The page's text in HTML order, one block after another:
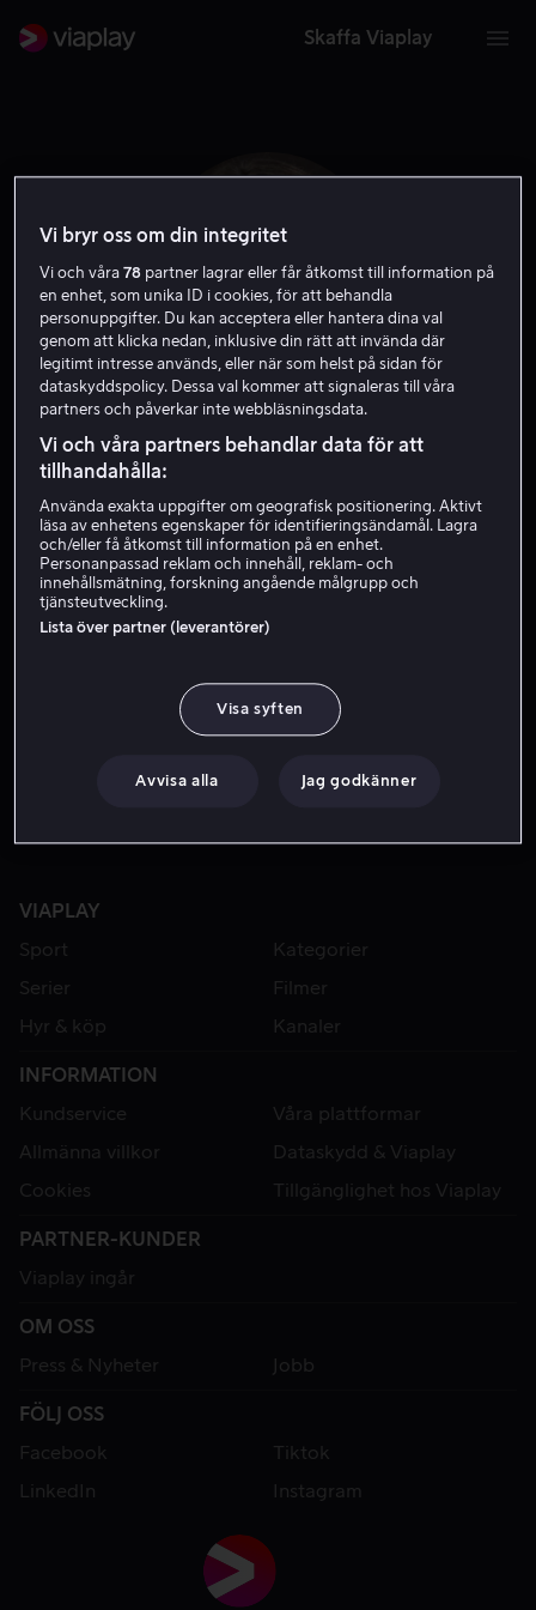
Skaffa Viaplay
Nicole Andrews
VIAPLAY
Sport
Kategorier
Serier
Filmer
Hyr & köp
Kanaler
INFORMATION
Kundservice
Våra plattformar
Allmänna villkor
Dataskydd & Viaplay
Cookies
Tillgänglighet hos Viaplay
PARTNER-KUNDER
Viaplay ingår
OM OSS
Press & Nyheter
Jobb
FÖLJ OSS
Facebook
Tiktok
LinkedIn
Instagram
Vi bryr oss om din integritet
Vi och våra78 partner lagrar eller får åtkomst till information på
en enhet, som unika ID i cookies, för att behandla
personuppgifter. Du kan acceptera eller hantera dina val
genom att klicka nedan, inklusive din rätt att invända där
legitimt intresse används, eller när som helst på sidan för
dataskyddspolicy. Dessa val kommer att signaleras till våra
partners och påverkar inte webbläsningsdata.
Vi och våra partners behandlar data för att
tillhandahålla:
Använda exakta uppgifter om geografisk positionering. Aktivt
läsa av enhetens egenskaper för identifieringsändamål. Lagra
och/eller få åtkomst till information på en enhet.
Personanpassad reklam och innehåll, reklam- och
innehållsmätning, forskning angående målgrupp och
tjänsteutveckling.
Lista över partner (leverantörer)
Visa syften
Avvisa alla Jag godkänner